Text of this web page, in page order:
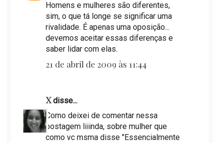
Homens e mulheres são diferentes,
sim, o que tá longe se significar uma
rivalidade. É apenas uma oposição...
devemos aceitar essas diferenças e
saber lidar com elas.
21 de abril de 2009 às 11:44
Xdisse...
Como deixei de comentar nessa
postagem liiinda, sobre mulher que
como vc msma disse "Essencialmente